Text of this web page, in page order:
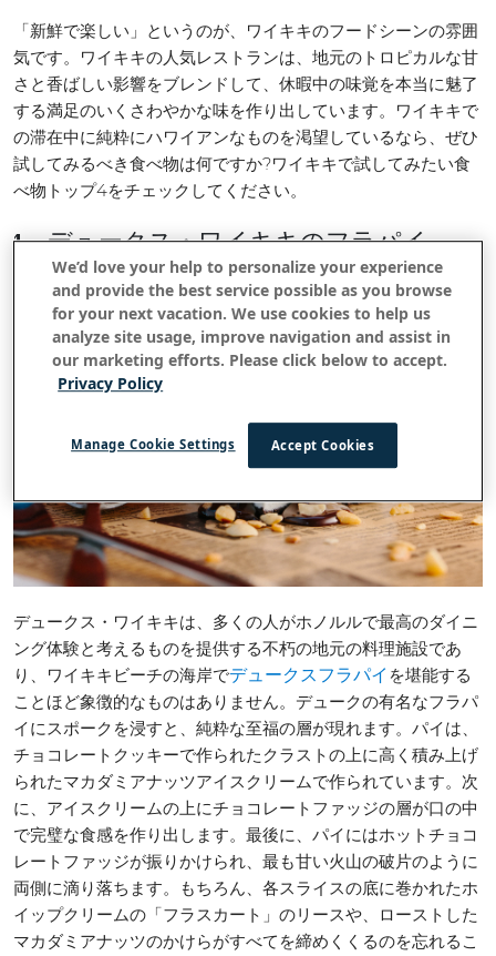
「新鮮で楽しい」というのが、ワイキキのフードシーンの雰囲
気です。ワイキキの人気レストランは、地元のトロピカルな甘
さと香ばしい影響をブレンドして、休暇中の味覚を本当に魅了
する満足のいくさわやかな味を作り出しています。ワイキキで
の滞在中に純粋にハワイアンなものを渇望しているなら、ぜひ
試してみるべき食べ物は何ですか?ワイキキで試してみたい食
べ物トップ4をチェックしてください。
1。デュークス・ワイキキのフラパイ
デュークス・ワイキキは、多くの人がホノルルで最高のダイニ
ング体験と考えるものを提供する不朽の地元の料理施設であ
り、ワイキキビーチの海岸でデュークスフラパイ を堪能する
ことほど象徴的なものはありません。デュークの有名なフラパ
イにスポークを浸すと、純粋な至福の層が現れます。パイは、
チョコレートクッキーで作られたクラストの上に高く積み上げ
られたマカダミアナッツアイスクリームで作られています。次
に、アイスクリームの上にチョコレートファッジの層が口の中
で完璧な食感を作り出します。最後に、パイにはホットチョコ
レートファッジが振りかけられ、最も甘い火山の破片のように
両側に滴り落ちます。もちろん、各スライスの底に巻かれたホ
イップクリームの「フラスカート」のリースや、ローストした
マカダミアナッツのかけらがすべてを締めくくるのを忘れるこ
We’d love your help to personalize your experience
and provide the best service possible as you browse
for your next vacation. We use cookies to help us
analyze site usage, improve navigation and assist in
our marketing efforts. Please click below to accept.
Privacy Policy
Accept Cookies
Manage Cookie Settings